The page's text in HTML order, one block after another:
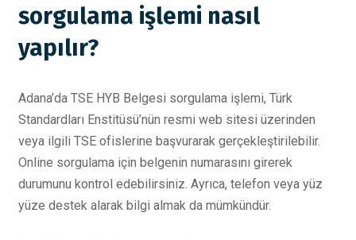
sorgulama işlemi nasıl
yapılır?
Adana’da TSE HYB Belgesi sorgulama işlemi, Türk
Standardları Enstitüsü’nün resmi web sitesi üzerinden
veya ilgili TSE ofislerine başvurarak gerçekleştirilebilir.
Online sorgulama için belgenin numarasını girerek
durumunu kontrol edebilirsiniz. Ayrıca, telefon veya yüz
yüze destek alarak bilgi almak da mümkündür.